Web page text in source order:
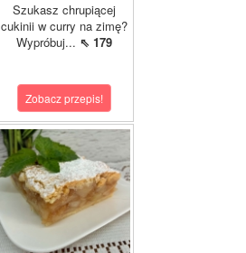
Szukasz chrupiącej
cukinii w curry na zimę?
Wypróbuj... ⇖ 179
Zobacz przepis!